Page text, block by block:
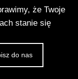
że Twoje
stanie się
do nas